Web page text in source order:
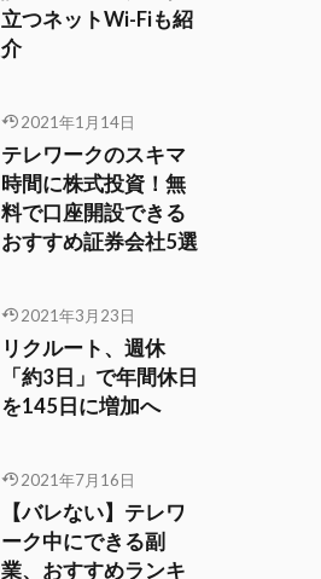
立つネットWi-Fiも紹
介
2021年1月14日
テレワークのスキマ
時間に株式投資！無
料で口座開設できる
おすすめ証券会社5選
2021年3月23日
リクルート、週休
「約3日」で年間休日
を145日に増加へ
2021年7月16日
【バレない】テレワ
ーク中にできる副
業、おすすめランキ